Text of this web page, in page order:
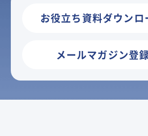
お役立ち資料ダウンロ
メールマガジン登